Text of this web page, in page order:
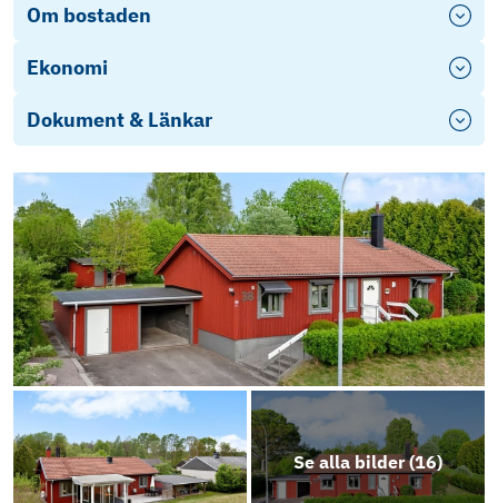
Om bostaden
Ekonomi
Dokument & Länkar
Objektsbeskrivning
Se alla bilder (16)